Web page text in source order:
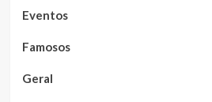
Eventos
Famosos
Geral